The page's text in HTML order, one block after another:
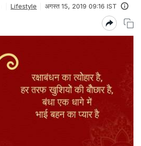
Lifestyle अगस्त 15, 2019 09:16 IST